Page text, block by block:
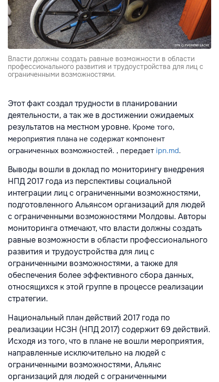
Власти должны создать равные возможности в области
профессионального развития и трудоустройства для лиц с
ограниченными возможностями.
Этот факт создал трудности в планировании
деятельности, а так же в достижении ожидаемых
результатов на местном уровне. Кроме того,
мероприятия плана не содержат компонент
ограниченных возможностей. , передает ipn.md.
Выводы вошли в доклад по мониторингу внедрения
НПД 2017 года из перспективы социальной
интеграции лиц с ограниченными возможностями,
подготовленного Альянсом организаций для людей
с ограниченными возможностями Молдовы. Авторы
мониторинга отмечают, что власти должны создать
равные возможности в области профессионального
развития и трудоустройства для лиц с
ограниченными возможностями, а также для
обеспечения более эффективного сбора данных,
относящихся к этой группе в процессе реализации
стратегии.
Национальный план действий 2017 года по
реализации НСЗН (НПД 2017) содержит 69 действий.
Исходя из того, что в плане не вошли мероприятия,
направленные исключительно на людей с
ограниченными возможностями, Альянс
организаций для людей с ограниченными